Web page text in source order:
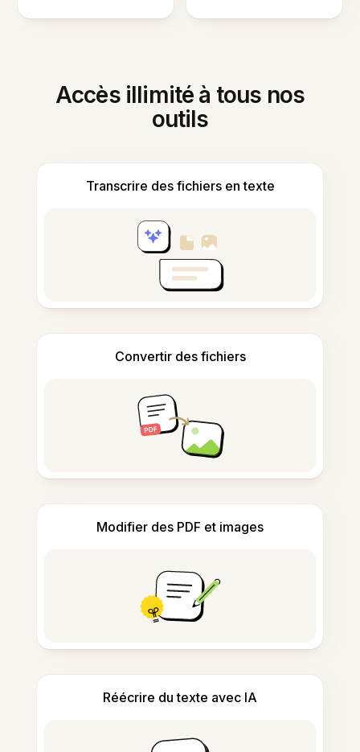
Accès illimité à tous nos
outils
Transcrire des fichiers en texte
Convertir des fichiers
Modifier des PDF et images
Réécrire du texte avec IA